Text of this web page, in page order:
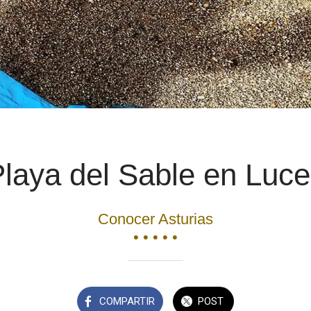
del Sable en
Conocer Asturias
• • • • •
COMPARTIR POST